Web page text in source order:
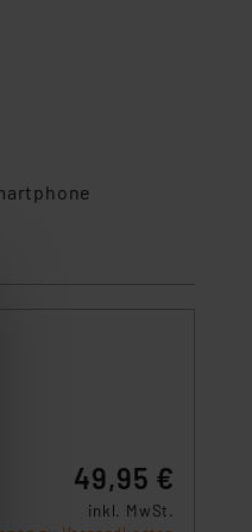
49,95 €
inkl. MwSt.